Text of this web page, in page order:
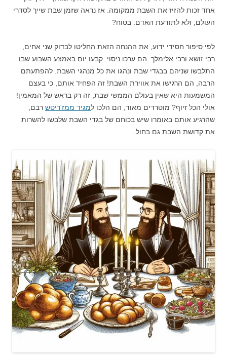
אחד זכות להזיז את השבת ממקומה. אז נראה שזמן שבת שייך לסדרי
העולם, ולא לתודעת האדם. בטוח?
לפי סיפור חסידי ידוע, את ההנחה הזאת החליטו לבדוק שני אחים,
רבי זושא ורבי אלימלך. הם ערכו ניסוי: קבעו יום באמצע השבוע שבו
התלבשו שניהם בבגדי שבת ונהגו את כל מנהגי השבת. להפתעתם
הרבה, הם הרגישו את אווירת השבת! זה הפחיד אותם, כי בעצם
המשמעות היא שאין בעולם הממשי שבת, זה רק בראש של המאמין!
אולי הכל זיוף? מוטרדים מאוד, הם הלכו למגיד ממז'ריטש רבם,
שהרגיע אותם באומרו שיש בכוחם של בגדי השבת שלבשו להשרות
את קדושת השבת גם בחול.